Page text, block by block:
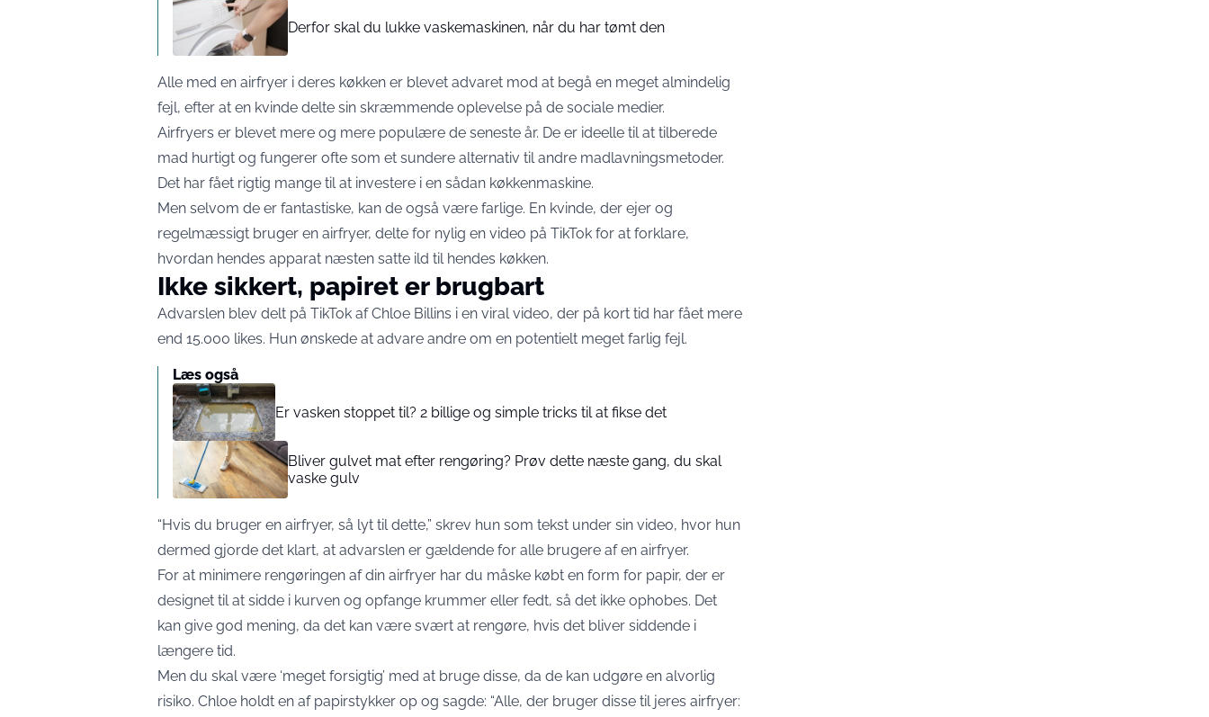
Derfor skal du lukke vaskemaskinen, når du har tømt den
Alle med en airfryer i deres køkken er blevet advaret mod at begå en meget almindelig
fejl, efter at en kvinde delte sin skræmmende oplevelse på de sociale medier.
Airfryers er blevet mere og mere populære de seneste år. De er ideelle til at tilberede
mad hurtigt og fungerer ofte som et sundere alternativ til andre madlavningsmetoder.
Det har fået rigtig mange til at investere i en sådan køkkenmaskine.
Men selvom de er fantastiske, kan de også være farlige. En kvinde, der ejer og
regelmæssigt bruger en airfryer, delte for nylig en video på TikTok for at forklare,
hvordan hendes apparat næsten satte ild til hendes køkken.
Ikke sikkert, papiret er brugbart
Advarslen blev delt på TikTok af Chloe Billins i en viral video, der på kort tid har fået mere
end 15.000 likes. Hun ønskede at advare andre om en potentielt meget farlig fejl.
Læs også
Er vasken stoppet til? 2 billige og simple tricks til at fikse det
Bliver gulvet mat efter rengøring? Prøv dette næste gang, du skal
vaske gulv
“Hvis du bruger en airfryer, så lyt til dette,” skrev hun som tekst under sin video, hvor hun
dermed gjorde det klart, at advarslen er gældende for alle brugere af en airfryer.
For at minimere rengøringen af din airfryer har du måske købt en form for papir, der er
designet til at sidde i kurven og opfange krummer eller fedt, så det ikke ophobes. Det
kan give god mening, da det kan være svært at rengøre, hvis det bliver siddende i
længere tid.
Men du skal være ‘meget forsigtig’ med at bruge disse, da de kan udgøre en alvorlig
risiko. Chloe holdt en af papirstykker op og sagde: “Alle, der bruger disse til jeres airfryer: